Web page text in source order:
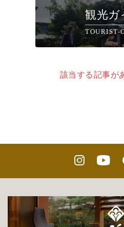
観光ガ
TOURIST-
該当する記事が